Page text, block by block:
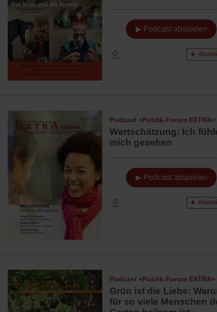
▶ Podcast abspielen
Podcast »Publik-Forum EXTRA«
Wertschätzung: Ich
mich gesehen
▶ Podcast abspielen
Podcast »Publik-Forum EXTRA«
Grün ist die Liebe:
für so viele Menschen